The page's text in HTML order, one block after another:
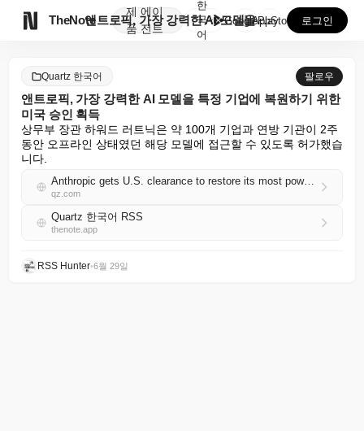
TheNote
제
품
에이
전트
앤트로픽, 가장 강력한 AI 모델을 특정 기업에 복원하...
한
국
어
GooglePlay
AppStore 로그인
Quartz 한국어 팔로우
앤트로픽, 가장 강력한 AI 모델을 특정 기업에 복원하기 위한
미국 승인 획득
상무부 장관 하워드 러트닉은 약 100개 기업과 연방 기관이 2주
동안 오프라인 상태였던 해당 모델에 접근할 수 있도록 허가했습
니다.
Anthropic gets U.S. clearance to restore its most powerful AI model for select companies
qz.com
Quartz 한국어 RSS
thenote.app
RSS Hunter•6월 29일